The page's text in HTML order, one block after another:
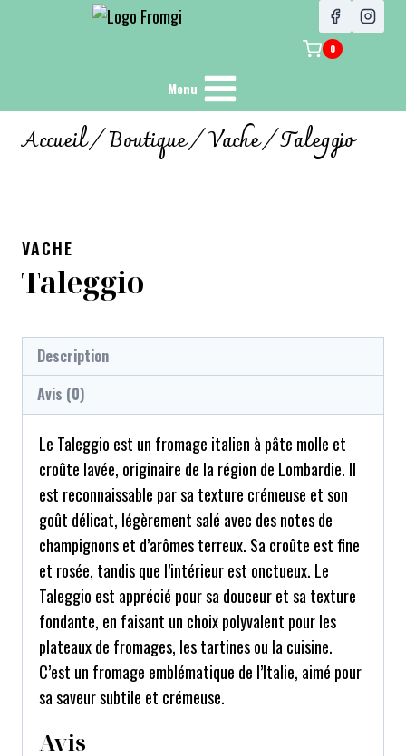
0
Menu
Accueil/Boutique/Vache/Taleggio
VACHE
Taleggio
Description
Avis (0)
Le Taleggio est un fromage italien à pâte molle et
croûte lavée, originaire de la région de Lombardie. Il
est reconnaissable par sa texture crémeuse et son
goût délicat, légèrement salé avec des notes de
champignons et d’arômes terreux. Sa croûte est fine
et rosée, tandis que l’intérieur est onctueux. Le
Taleggio est apprécié pour sa douceur et sa texture
fondante, en faisant un choix polyvalent pour les
plateaux de fromages, les tartines ou la cuisine.
C’est un fromage emblématique de l’Italie, aimé pour
sa saveur subtile et crémeuse.
Avis